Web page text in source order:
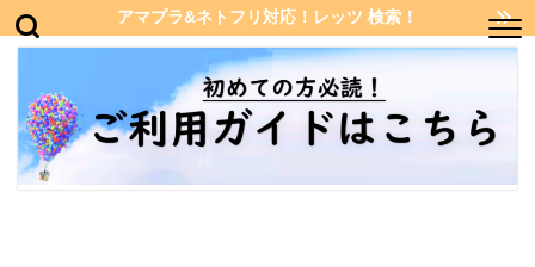
アマプラ&ネトフリ対応！レッツ 検索！